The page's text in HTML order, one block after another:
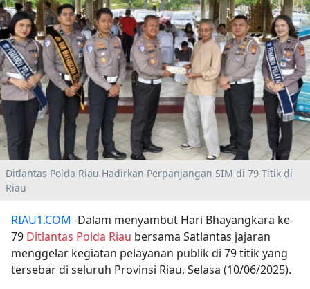
Ditlantas Polda Riau Hadirkan Perpanjangan SIM di 79 Titik di
Riau
RIAU1.COM -Dalam menyambut Hari Bhayangkara ke-
79 Ditlantas Polda Riau bersama Satlantas jajaran
menggelar kegiatan pelayanan publik di 79 titik yang
tersebar di seluruh Provinsi Riau, Selasa (10/06/2025).